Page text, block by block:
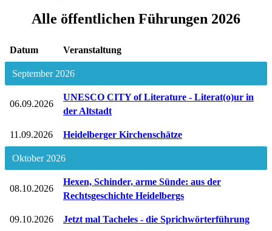
Alle öffentlichen Führungen 2026
Datum Veranstaltung
September 2026
06.09.2026
UNESCO CITY of Literature - Literat(o)ur in
der Altstadt
11.09.2026 Heidelberger Kirchenschätze
Oktober 2026
08.10.2026
Hexen, Schinder, arme Sünde: aus der
Rechtsgeschichte Heidelbergs
09.10.2026 Jetzt mal Tacheles - die Sprichwörterführung